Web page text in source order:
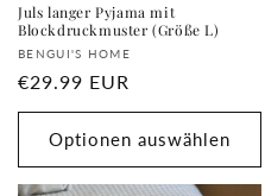
Juls langer Pyjama mit
Blockdruckmuster (Größe L)
Anbieter:
BENGUI'S HOME
Normaler
Preis
€29.99 EUR
Optionen auswählen